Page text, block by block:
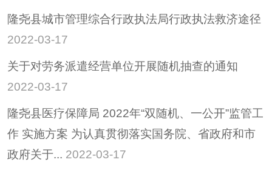
其他
助企纾困
养老服务
减税降费
隆尧县城市管理综合行政执法局行政执法救济途径
2022-03-17
关于对劳务派遣经营单位开展随机抽查的通知
2022-03-17
隆尧县医疗保障局 2022年“双随机、一公开”监管工
作 实施方案 为认真贯彻落实国务院、省政府和市
政府关于... 2022-03-17